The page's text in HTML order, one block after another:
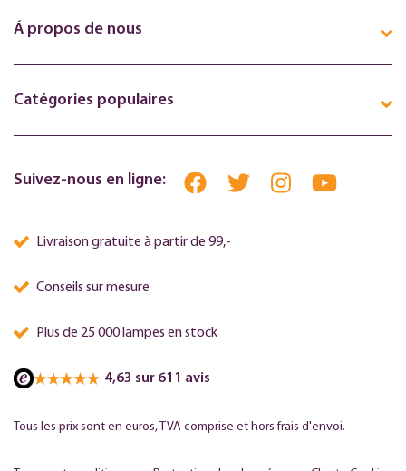
Á propos de nous
Catégories populaires
Suivez-nous en ligne:
Livraison gratuite à partir de 99,-
Conseils sur mesure
Plus de 25 000 lampes en stock
4,63 sur 611 avis
Tous les prix sont en euros, TVA comprise et hors frais d'envoi.